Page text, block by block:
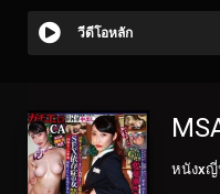
วีดีโอหลัก
หนังx